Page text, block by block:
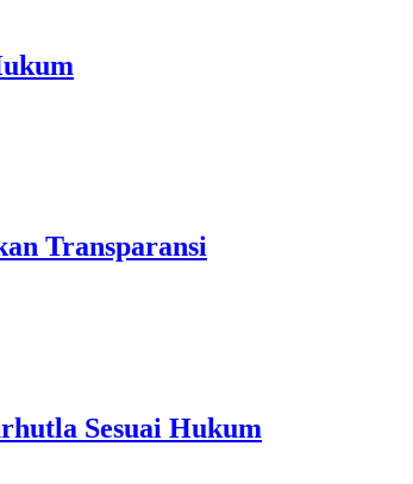
Transparansi
Sesuai Hukum